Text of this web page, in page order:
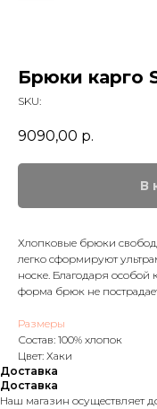
Брюки карго
SKU:
9090,00 р.
В
Хлопковые брюки
легко сформируют
носке. Благодаря
форма брюк не
Размеры
Состав: 100% хлопок
Цвет: Хаки
Доставка
Доставка
Наш магазин осуществляет